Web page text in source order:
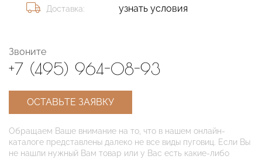
Доставка: узнать условия
Звоните
+7 (495) 964-08-93
ОСТАВЬТЕ ЗАЯВКУ
Обращаем Ваше внимание на то, что в нашем онлайн-
каталоге представлены далеко не все виды пуговиц. Если Вы
не нашли нужный Вам товар или у Вас есть какие-либо